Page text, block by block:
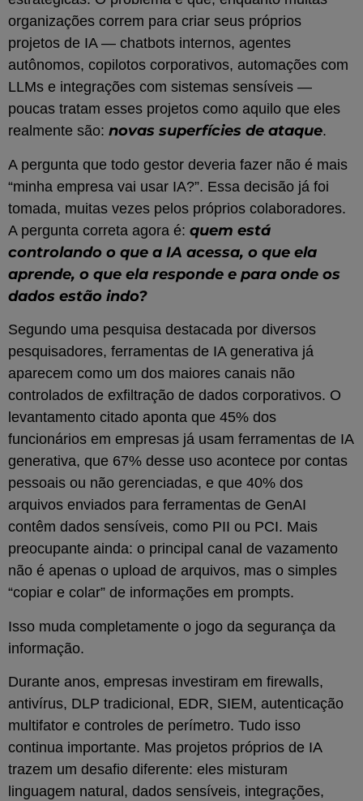
organizações correm para criar seus próprios
projetos de IA — chatbots internos, agentes
autônomos, copilotos corporativos, automações com
LLMs e integrações com sistemas sensíveis —
poucas tratam esses projetos como aquilo que eles
realmente são: novas superfícies de ataque.
A pergunta que todo gestor deveria fazer não é mais
“minha empresa vai usar IA?”. Essa decisão já foi
tomada, muitas vezes pelos próprios colaboradores.
A pergunta correta agora é: quem está
controlando o que a IA acessa, o que ela
aprende, o que ela responde e para onde os
dados estão indo?
Segundo uma pesquisa destacada por diversos
pesquisadores, ferramentas de IA generativa já
aparecem como um dos maiores canais não
controlados de exfiltração de dados corporativos. O
levantamento citado aponta que 45% dos
funcionários em empresas já usam ferramentas de IA
generativa, que 67% desse uso acontece por contas
pessoais ou não gerenciadas, e que 40% dos
arquivos enviados para ferramentas de GenAI
contêm dados sensíveis, como PII ou PCI. Mais
preocupante ainda: o principal canal de vazamento
não é apenas o upload de arquivos, mas o simples
“copiar e colar” de informações em prompts.
Isso muda completamente o jogo da segurança da
informação.
Durante anos, empresas investiram em firewalls,
antivírus, DLP tradicional, EDR, SIEM, autenticação
multifator e controles de perímetro. Tudo isso
continua importante. Mas projetos próprios de IA
trazem um desafio diferente: eles misturam
linguagem natural, dados sensíveis, integrações,